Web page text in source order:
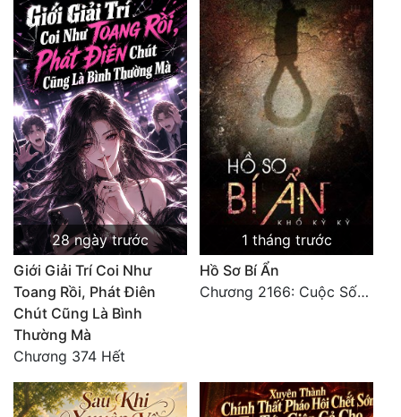
28 ngày trước
Giới Giải Trí Coi Như
Toang Rồi, Phát Điên
Chút Cũng Là Bình
Thường Mà
Chương 374 Hết
1 tháng trước
Hồ Sơ Bí Ẩn
Chương 2166: Cuộc Sống (Hoàn)